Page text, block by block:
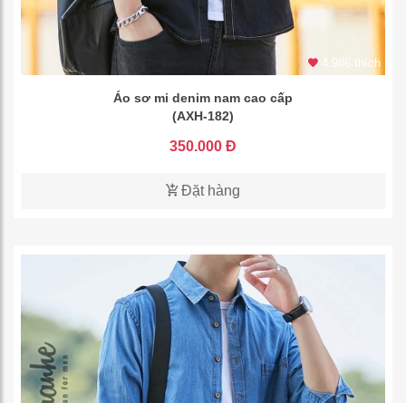
4.986 thích
Áo sơ mi denim nam cao cấp
(AXH-182)
350.000 Đ
Đặt hàng